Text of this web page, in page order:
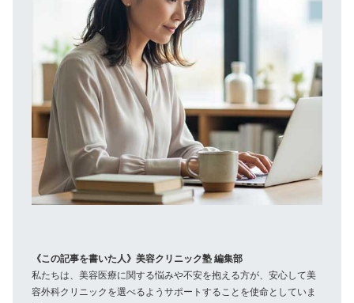
《この記事を書いた人》美容クリニック塾 編集部
私たちは、美容医療に関する悩みや不安を抱える方が、安心して美
容外科クリニックを選べるようサポートすることを使命としていま